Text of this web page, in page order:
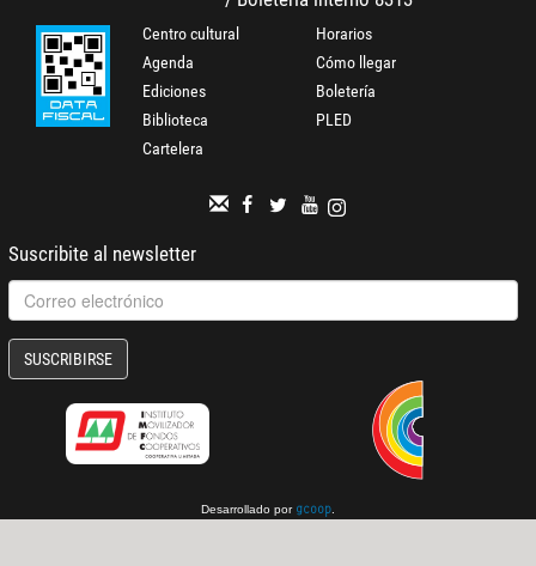
Centro cultural
Agenda
Ediciones
Biblioteca
Cartelera
Horarios
Cómo llegar
Boletería
PLED
Suscribite al newsletter
SUSCRIBIRSE
Desarrollado por gcoop